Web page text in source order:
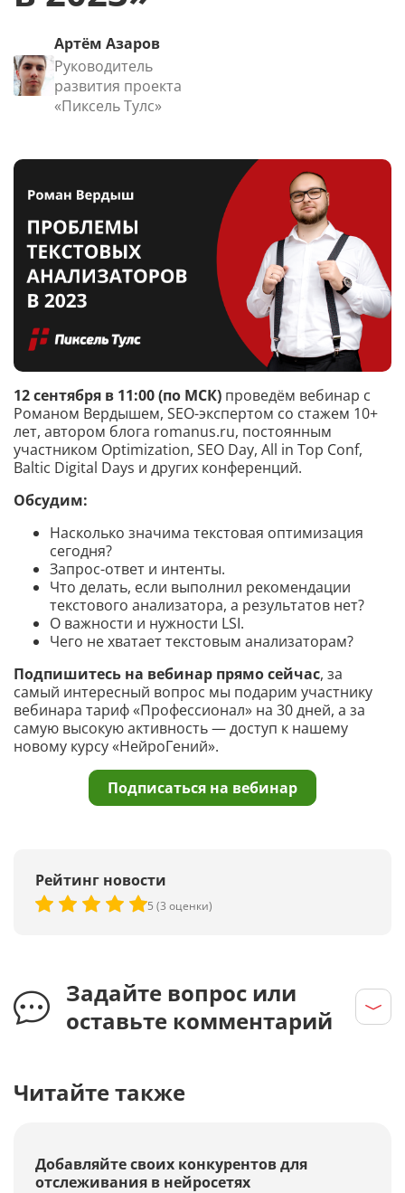
Артём Азаров
Руководитель
развития проекта
«Пиксель Тулс»
12 сентября в 11:00 (по МСК) проведём вебинар с
Романом Вердышем, SEO-экспертом со стажем 10+
лет, автором блога romanus.ru, постоянным
участником Optimization, SEO Day, All in Top Conf,
Baltic Digital Days и других конференций.
Обсудим:
Насколько значима текстовая оптимизация
сегодня?
Запрос-ответ и интенты.
Что делать, если выполнил рекомендации
текстового анализатора, а результатов нет?
О важности и нужности LSI.
Чего не хватает текстовым анализаторам?
Подпишитесь на вебинар прямо сейчас, за
самый интересный вопрос мы подарим участнику
вебинара тариф «Профессионал» на 30 дней, а за
самую высокую активность — доступ к нашему
новому курсу «НейроГений».
Подписаться на вебинар
Рейтинг новости
5 (3 оценки)
Задайте вопрос или
оставьте комментарий
Читайте также
Добавляйте своих конкурентов для
отслеживания в нейросетях